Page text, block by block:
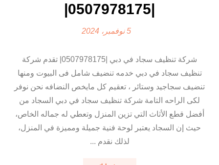
|0507978175|
5 نوفمبر، 2024
شركة تنظيف سجاد في دبي |0507978175| تقدم شركة
تنظيف سجاد في دبي خدمه تنضيف شامل فى البيوت ومنها
تنضيف سجاجيد وستائر ، تعقيم كل مايخص النضافه نحن نوفر
لكى الراحه التامة شركة تنظيف سجاد في دبي السجاد من
أفضل قطع الأثاث التي تزين المنزل وتعطي له جماله الخاص،
حيث إن السجاد يعتبر لوحة فنية جميلة ومميزة في المنزل،
لذلك نقدم ...